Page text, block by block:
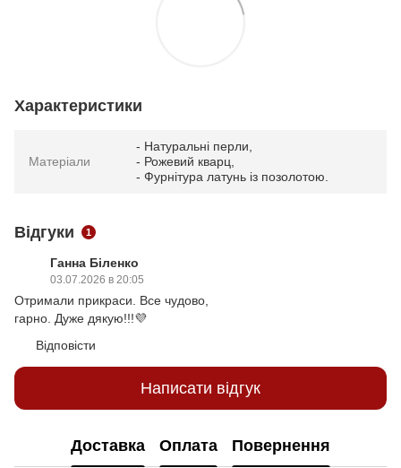
Характеристики
Матеріали
- Натуральні перли,
- Рожевий кварц,
- Фурнітура латунь із позолотою.
Відгуки 1
Ганна Біленко
03.07.2026 в 20:05
Отримали прикраси. Все чудово,
гарно. Дуже дякую!!!💜
Відповісти
Написати відгук
Доставка Оплата Повернення